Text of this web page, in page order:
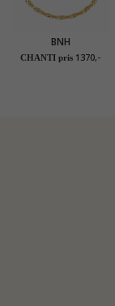
BNH
singaporearmbånd i
CHANTI pris 1370,-